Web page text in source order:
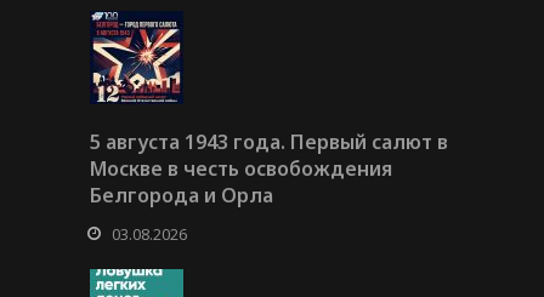
5 августа 1943 года. Первый салют в
Москве в честь освобождения
Белгорода и Орла
03.08.2026